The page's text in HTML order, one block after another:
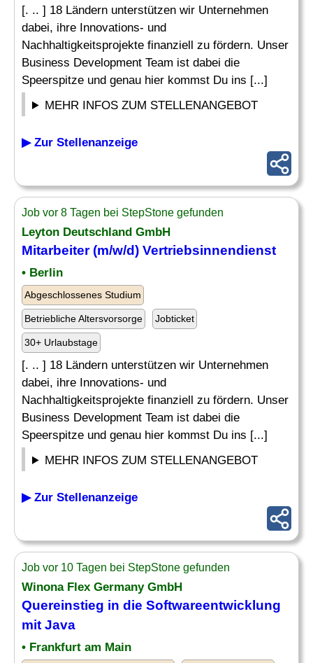
[. .. ] 18 Ländern unterstützen wir Unternehmen
dabei, ihre Innovations- und
Nachhaltigkeitsprojekte finanziell zu fördern. Unser
Business Development Team ist dabei die
Speerspitze und genau hier kommst Du ins [...]
MEHR INFOS ZUM STELLENANGEBOT
▶ Zur Stellenanzeige
Job vor 8 Tagen bei StepStone gefunden
Leyton Deutschland GmbH
Mitarbeiter (m/w/d) Vertriebsinnendienst
• Berlin
Abgeschlossenes Studium
Betriebliche Altersvorsorge Jobticket
30+ Urlaubstage
[. .. ] 18 Ländern unterstützen wir Unternehmen
dabei, ihre Innovations- und
Nachhaltigkeitsprojekte finanziell zu fördern. Unser
Business Development Team ist dabei die
Speerspitze und genau hier kommst Du ins [...]
MEHR INFOS ZUM STELLENANGEBOT
▶ Zur Stellenanzeige
Job vor 10 Tagen bei StepStone gefunden
Winona Flex Germany GmbH
Quereinstieg in die Softwareentwicklung
mit Java
• Frankfurt am Main